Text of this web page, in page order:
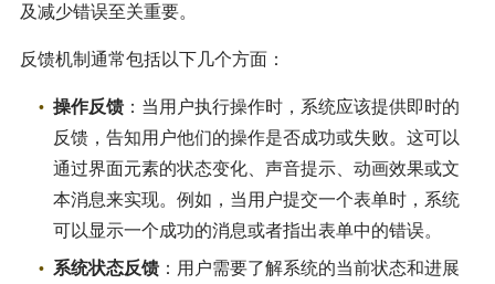
及减少错误至关重要。
反馈机制通常包括以下几个方面：
操作反馈 ：当用户执行操作时，系统应该提供即时的
反馈，告知用户他们的操作是否成功或失败。这可以
通过界面元素的状态变化、声音提示、动画效果或文
本消息来实现。例如，当用户提交一个表单时，系统
可以显示一个成功的消息或者指出表单中的错误。
系统状态反馈 ：用户需要了解系统的当前状态和进展